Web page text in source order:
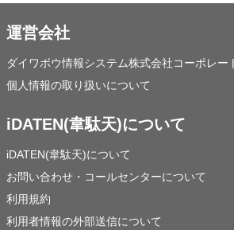
運営会社
ダイワボウ情報システム株式会社コーポレー
個人情報の取り扱いについて
iDATEN(韋駄天)について
iDATEN(韋駄天)について
お問い合わせ・コールセンターについて
利用規約
利用者情報の外部送信について